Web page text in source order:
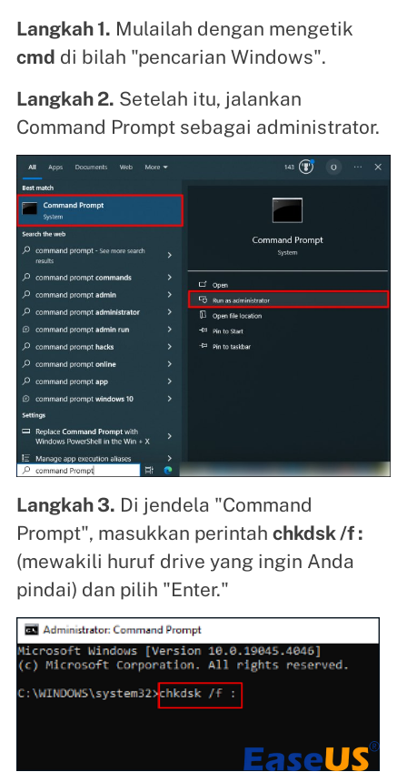
Langkah 1. Mulailah dengan mengetik
cmd di bilah "pencarian Windows".
Langkah 2. Setelah itu, jalankan
Command Prompt sebagai administrator.
Langkah 3. Di jendela "Command
Prompt", masukkan perintah chkdsk /f :
(mewakili huruf drive yang ingin Anda
pindai) dan pilih "Enter."